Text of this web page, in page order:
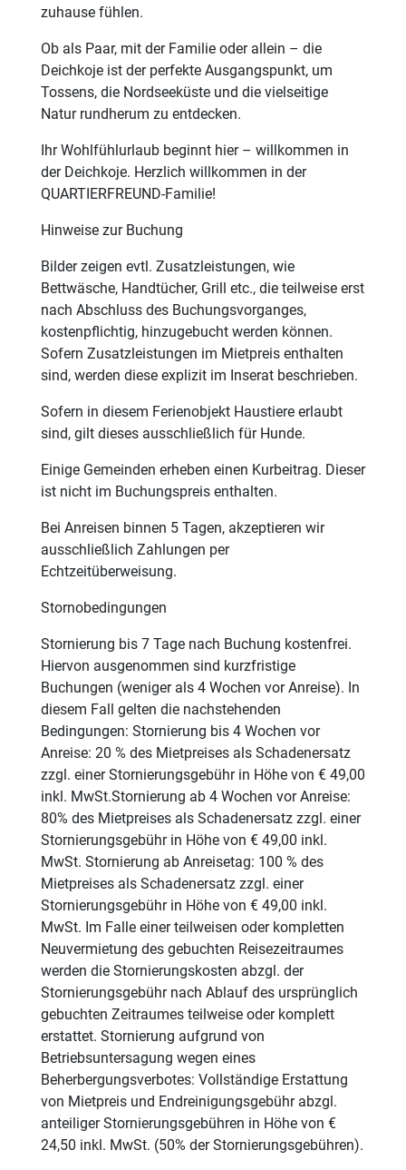
zuhause fühlen.
Ob als Paar, mit der Familie oder allein – die
Deichkoje ist der perfekte Ausgangspunkt, um
Tossens, die Nordseeküste und die vielseitige
Natur rundherum zu entdecken.
Ihr Wohlfühlurlaub beginnt hier – willkommen in
der Deichkoje. Herzlich willkommen in der
QUARTIERFREUND-Familie!
Hinweise zur Buchung
Bilder zeigen evtl. Zusatzleistungen, wie
Bettwäsche, Handtücher, Grill etc., die teilweise erst
nach Abschluss des Buchungsvorganges,
kostenpflichtig, hinzugebucht werden können.
Sofern Zusatzleistungen im Mietpreis enthalten
sind, werden diese explizit im Inserat beschrieben.
Sofern in diesem Ferienobjekt Haustiere erlaubt
sind, gilt dieses ausschließlich für Hunde.
Einige Gemeinden erheben einen Kurbeitrag. Dieser
ist nicht im Buchungspreis enthalten.
Bei Anreisen binnen 5 Tagen, akzeptieren wir
ausschließlich Zahlungen per
Echtzeitüberweisung.
Stornobedingungen
Stornierung bis 7 Tage nach Buchung kostenfrei.
Hiervon ausgenommen sind kurzfristige
Buchungen (weniger als 4 Wochen vor Anreise). In
diesem Fall gelten die nachstehenden
Bedingungen: Stornierung bis 4 Wochen vor
Anreise: 20 % des Mietpreises als Schadenersatz
zzgl. einer Stornierungsgebühr in Höhe von € 49,00
inkl. MwSt.Stornierung ab 4 Wochen vor Anreise:
80% des Mietpreises als Schadenersatz zzgl. einer
Stornierungsgebühr in Höhe von € 49,00 inkl.
MwSt. Stornierung ab Anreisetag: 100 % des
Mietpreises als Schadenersatz zzgl. einer
Stornierungsgebühr in Höhe von € 49,00 inkl.
MwSt. Im Falle einer teilweisen oder kompletten
Neuvermietung des gebuchten Reisezeitraumes
werden die Stornierungskosten abzgl. der
Stornierungsgebühr nach Ablauf des ursprünglich
gebuchten Zeitraumes teilweise oder komplett
erstattet. Stornierung aufgrund von
Betriebsuntersagung wegen eines
Beherbergungsverbotes: Vollständige Erstattung
von Mietpreis und Endreinigungsgebühr abzgl.
anteiliger Stornierungsgebühren in Höhe von €
24,50 inkl. MwSt. (50% der Stornierungsgebühren).